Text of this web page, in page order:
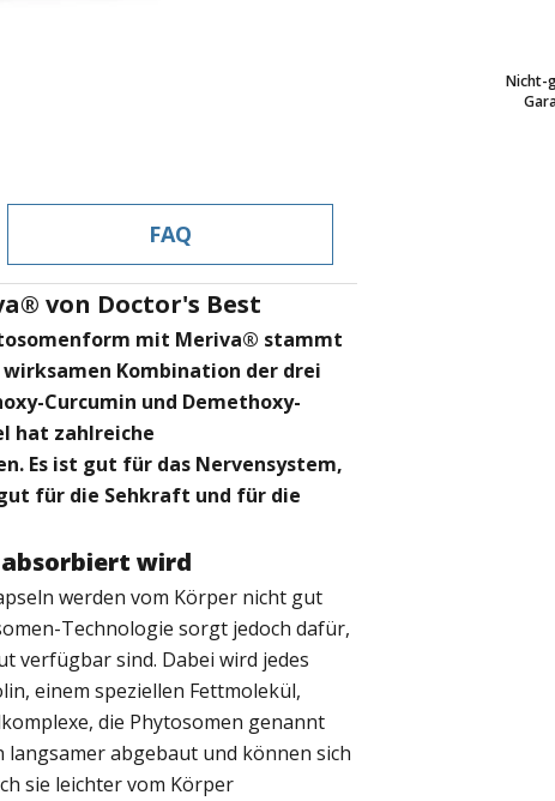
Nicht-
FAQ
von Doctor's Best
mit Meriva® stammt
Kombination der drei
Curcumin und Demethoxy-
hat zahlreiche
Es ist gut für das Nervensystem,
für die Sehkraft und für die
wird
werden vom Körper nicht gut
Technologie sorgt jedoch dafür,
verfügbar sind. Dabei wird jedes
einem speziellen Fettmolekül,
die Phytosomen genannt
abgebaut und können sich
sie leichter vom Körper